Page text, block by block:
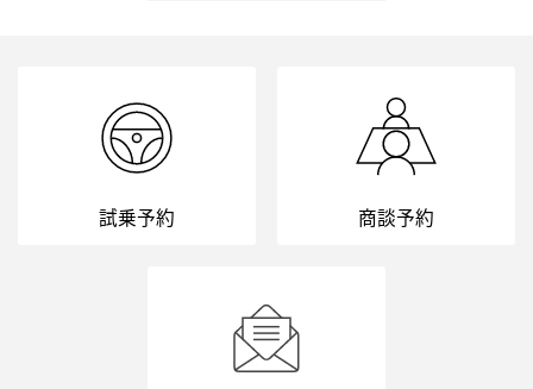
試乗予約 商談予約